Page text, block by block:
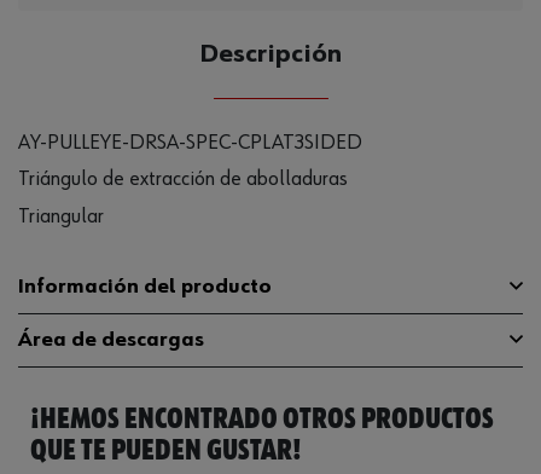
Descripción
AY-PULLEYE-DRSA-SPEC-CPLAT3SIDED
Triángulo de extracción de abolladuras
Triangular
Información del producto
Código del sistema armonizado 82055980000
Peso del producto (por artículo)
Área de descargas
Catálogo General 0691500281
¡HEMOS ENCONTRADO OTROS PRODUCTOS
QUE TE PUEDEN GUSTAR!